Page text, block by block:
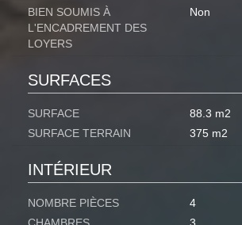
BIEN SOUMIS À
L'ENCADREMENT DES
LOYERS
Non
SURFACES
SURFACE
88.3 m2
SURFACE TERRAIN
375 m2
INTÉRIEUR
NOMBRE PIÈCES
4